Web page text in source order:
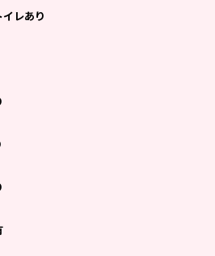
レあり